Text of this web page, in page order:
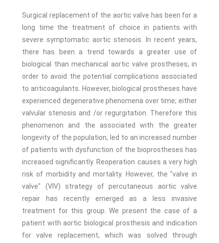
Surgical replacement of the aortic valve has been for a
long time the treatment of choice in patients with
severe symptomatic aortic stenosis. In recent years,
there has been a trend towards a greater use of
biological than mechanical aortic valve prostheses, in
order to avoid the potential complications associated
to anticoagulants. However, biological prostheses have
experienced degenerative phenomena over time; either
valvular stenosis and /or regurgitation. Therefore this
phenomenon and the associated with the greater
longevity of the population, led to an increased number
of patients with dysfunction of the bioprostheses has
increased significantly. Reoperation causes a very high
risk of morbidity and mortality. However, the "valve in
valve" (VIV) strategy of percutaneous aortic valve
repair has recently emerged as a less invasive
treatment for this group. We present the case of a
patient with aortic biological prosthesis and indication
for valve replacement, which was solved through